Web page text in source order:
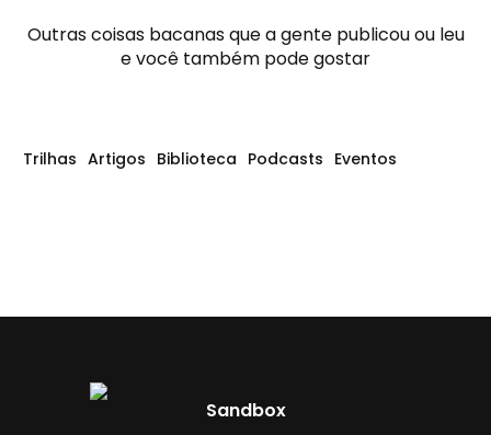
Outras coisas bacanas que a gente publicou ou leu
e você também pode gostar
Trilhas Artigos Biblioteca Podcasts Eventos
Sandbox